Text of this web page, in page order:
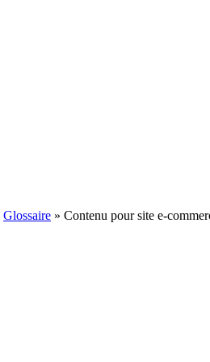
Glossaire » Contenu pour site e-